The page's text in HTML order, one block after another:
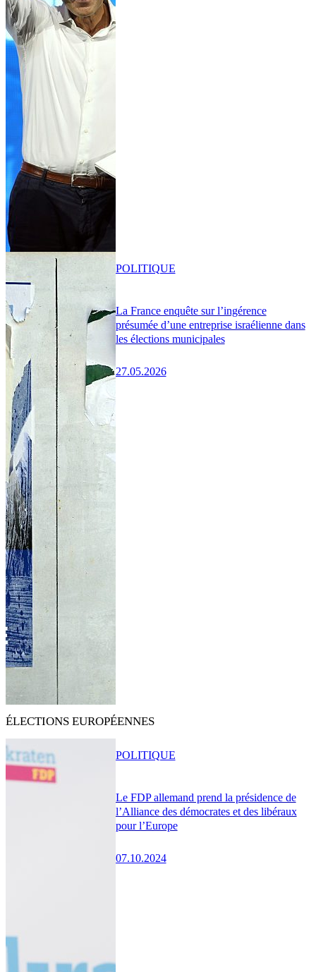
La France enquête sur l’ingérence
présumée d’une entreprise israélienne dans
les élections municipales
27.05.2026
POLITIQUE
ÉLECTIONS EUROPÉENNES
Le FDP allemand prend la présidence de
l’Alliance des démocrates et des libéraux
pour l’Europe
07.10.2024
POLITIQUE